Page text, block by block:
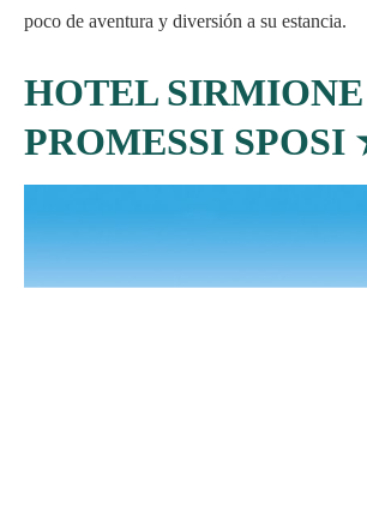
poco de aventura y diversión a su estancia.
HOTEL
PROMESSI SPOSI